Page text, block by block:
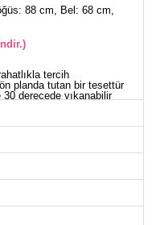
88 cm, Bel: 68 cm,
tercih
planda tutan bir tesettür
derecede yıkanabilir
yaka ve önden
manşet lastik
Astarsız yapısıyla hafif
38 beden örneği